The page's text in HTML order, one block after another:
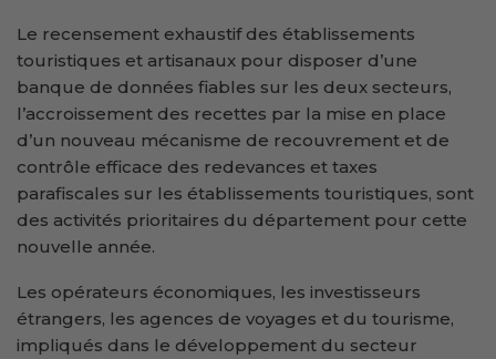
Le recensement exhaustif des établissements
touristiques et artisanaux pour disposer d’une
banque de données fiables sur les deux secteurs,
l’accroissement des recettes par la mise en place
d’un nouveau mécanisme de recouvrement et de
contrôle efficace des redevances et taxes
parafiscales sur les établissements touristiques, sont
des activités prioritaires du département pour cette
nouvelle année.
Les opérateurs économiques, les investisseurs
étrangers, les agences de voyages et du tourisme,
impliqués dans le développement du secteur